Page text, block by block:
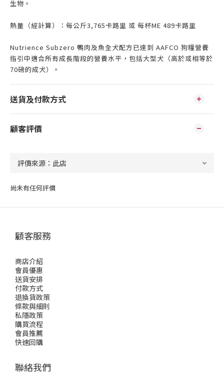
生物。
熱量（經計算）：每公斤3,765卡路里 或 每杯ME 489卡路里
Nutrience Subzero 鴨肉及魚全犬配方已達到 AAFCO 狗糧營養
指引中適合所有成長階段的營養水平，包括大型犬（高於或相等於
70磅的成犬）。
送貨及付款方式
顧客評價
尚未有任何評價
顧客服務
商店介紹
會員優惠
送貨安排
付款方式
退換貨政策
條款與細則
私隱政策
購買流程
會員推薦
快速回購
聯絡我們